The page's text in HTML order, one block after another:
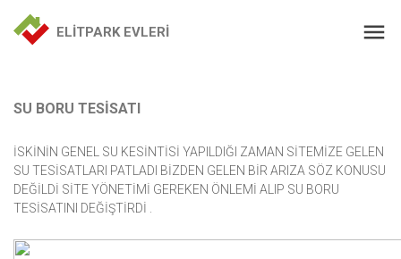
ELİTPARK EVLERİ
SU BORU TESİSATI
İSKİNİN GENEL SU KESİNTİSİ YAPILDIĞI ZAMAN SİTEMİZE GELEN
SU TESİSATLARI PATLADI BİZDEN GELEN BİR ARIZA SÖZ KONUSU
DEĞİLDİ SİTE YÖNETİMİ GEREKEN ÖNLEMİ ALIP SU BORU
TESİSATINI DEĞİŞTİRDİ .